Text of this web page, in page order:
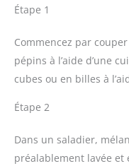
Étape 1
Commencez par
pépins à l’aide d’une
cubes ou en billes à
Étape 2
Dans un saladier,
préalablement lavée et